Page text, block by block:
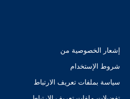
إشعار الخصوصية من
شروط الإستخدام
سياسة بملفات تعريف الارتباط